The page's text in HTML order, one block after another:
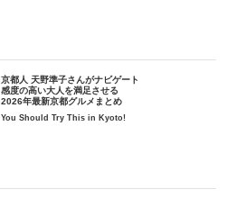
京都人 天野準子さんがナビゲート
感度の高い大人を満足させる
2026年最新京都グルメまとめ
You Should Try This in Kyoto!